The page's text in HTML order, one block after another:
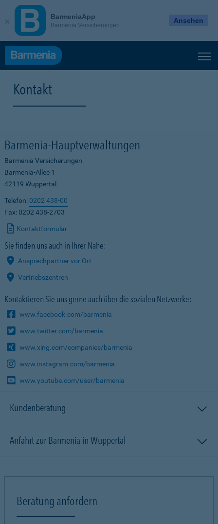
Kontakt
Barmenia-Hauptverwaltungen
Barmenia Versicherungen
Barmenia-Allee 1
42119 Wuppertal
Telefon: 0202 438-00
Fax: 0202 438-2703
Kontaktformular
Sie finden uns auch in Ihrer Nähe:
Ansprechpartner vor Ort
Vertriebszentren
Kontaktieren Sie uns gerne auch über die sozialen Netzwerke:
www.facebook.com/barmenia
www.twitter.com/barmenia
www.xing.com/companies/barmenia
www.instagram.com/barmenia
www.youtube.com/user/barmenia
Kundenberatung
Anfahrt zur Barmenia in Wuppertal
Beratung anfordern
BarmeniaApp
Barmenia Versicherungen
Ansehen